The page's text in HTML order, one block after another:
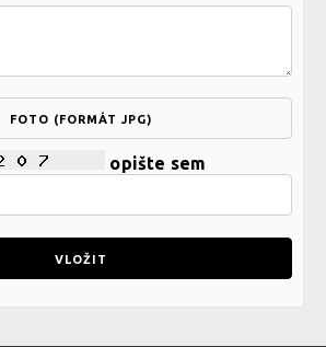
FOTO (FORMÁT JPG)
opište sem